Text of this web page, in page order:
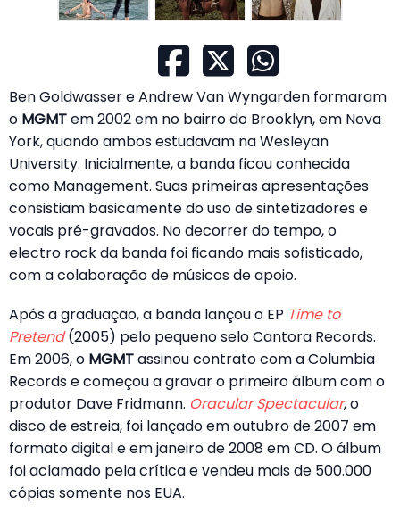
Ben Goldwasser e Andrew Van Wyngarden formaram
o MGMTem 2002 em no bairro do Brooklyn, em Nova
York, quando ambos estudavam na Wesleyan
University. Inicialmente, a banda ficou conhecida
como Management. Suas primeiras apresentações
consistiam basicamente do uso de sintetizadores e
vocais pré-gravados. No decorrer do tempo, o
electro rock da banda foi ficando mais sofisticado,
com a colaboração de músicos de apoio.
Após a graduação, a banda lançou o EP Time to
Pretend(2005) pelo pequeno selo Cantora Records.
Em 2006, o MGMTassinou contrato com a Columbia
Records e começou a gravar o primeiro álbum com o
produtor Dave Fridmann. Oracular Spectacular, o
disco de estreia, foi lançado em outubro de 2007 em
formato digital e em janeiro de 2008 em CD. O álbum
foi aclamado pela crítica e vendeu mais de 500.000
cópias somente nos EUA.